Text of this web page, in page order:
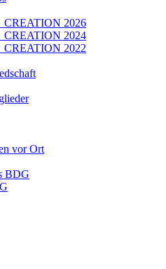
2026
2024
2022
vor Ort
BDG